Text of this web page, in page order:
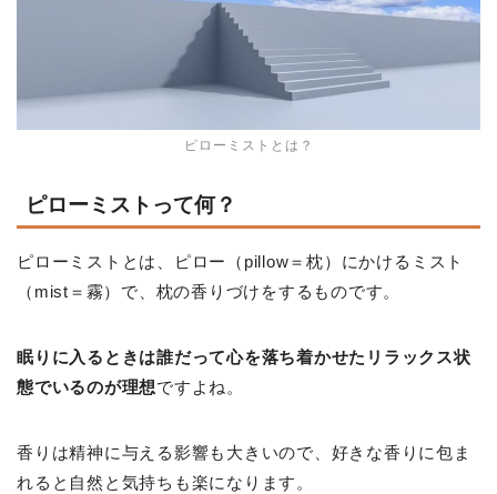
ピローミストとは？
ピローミストって何？
ピローミストとは、ピロー（pillow＝枕）にかけるミスト
（mist＝霧）で、枕の香りづけをするものです。
眠りに入るときは誰だって心を落ち着かせたリラックス状
態でいるのが理想ですよね。
香りは精神に与える影響も大きいので、好きな香りに包ま
れると自然と気持ちも楽になります。